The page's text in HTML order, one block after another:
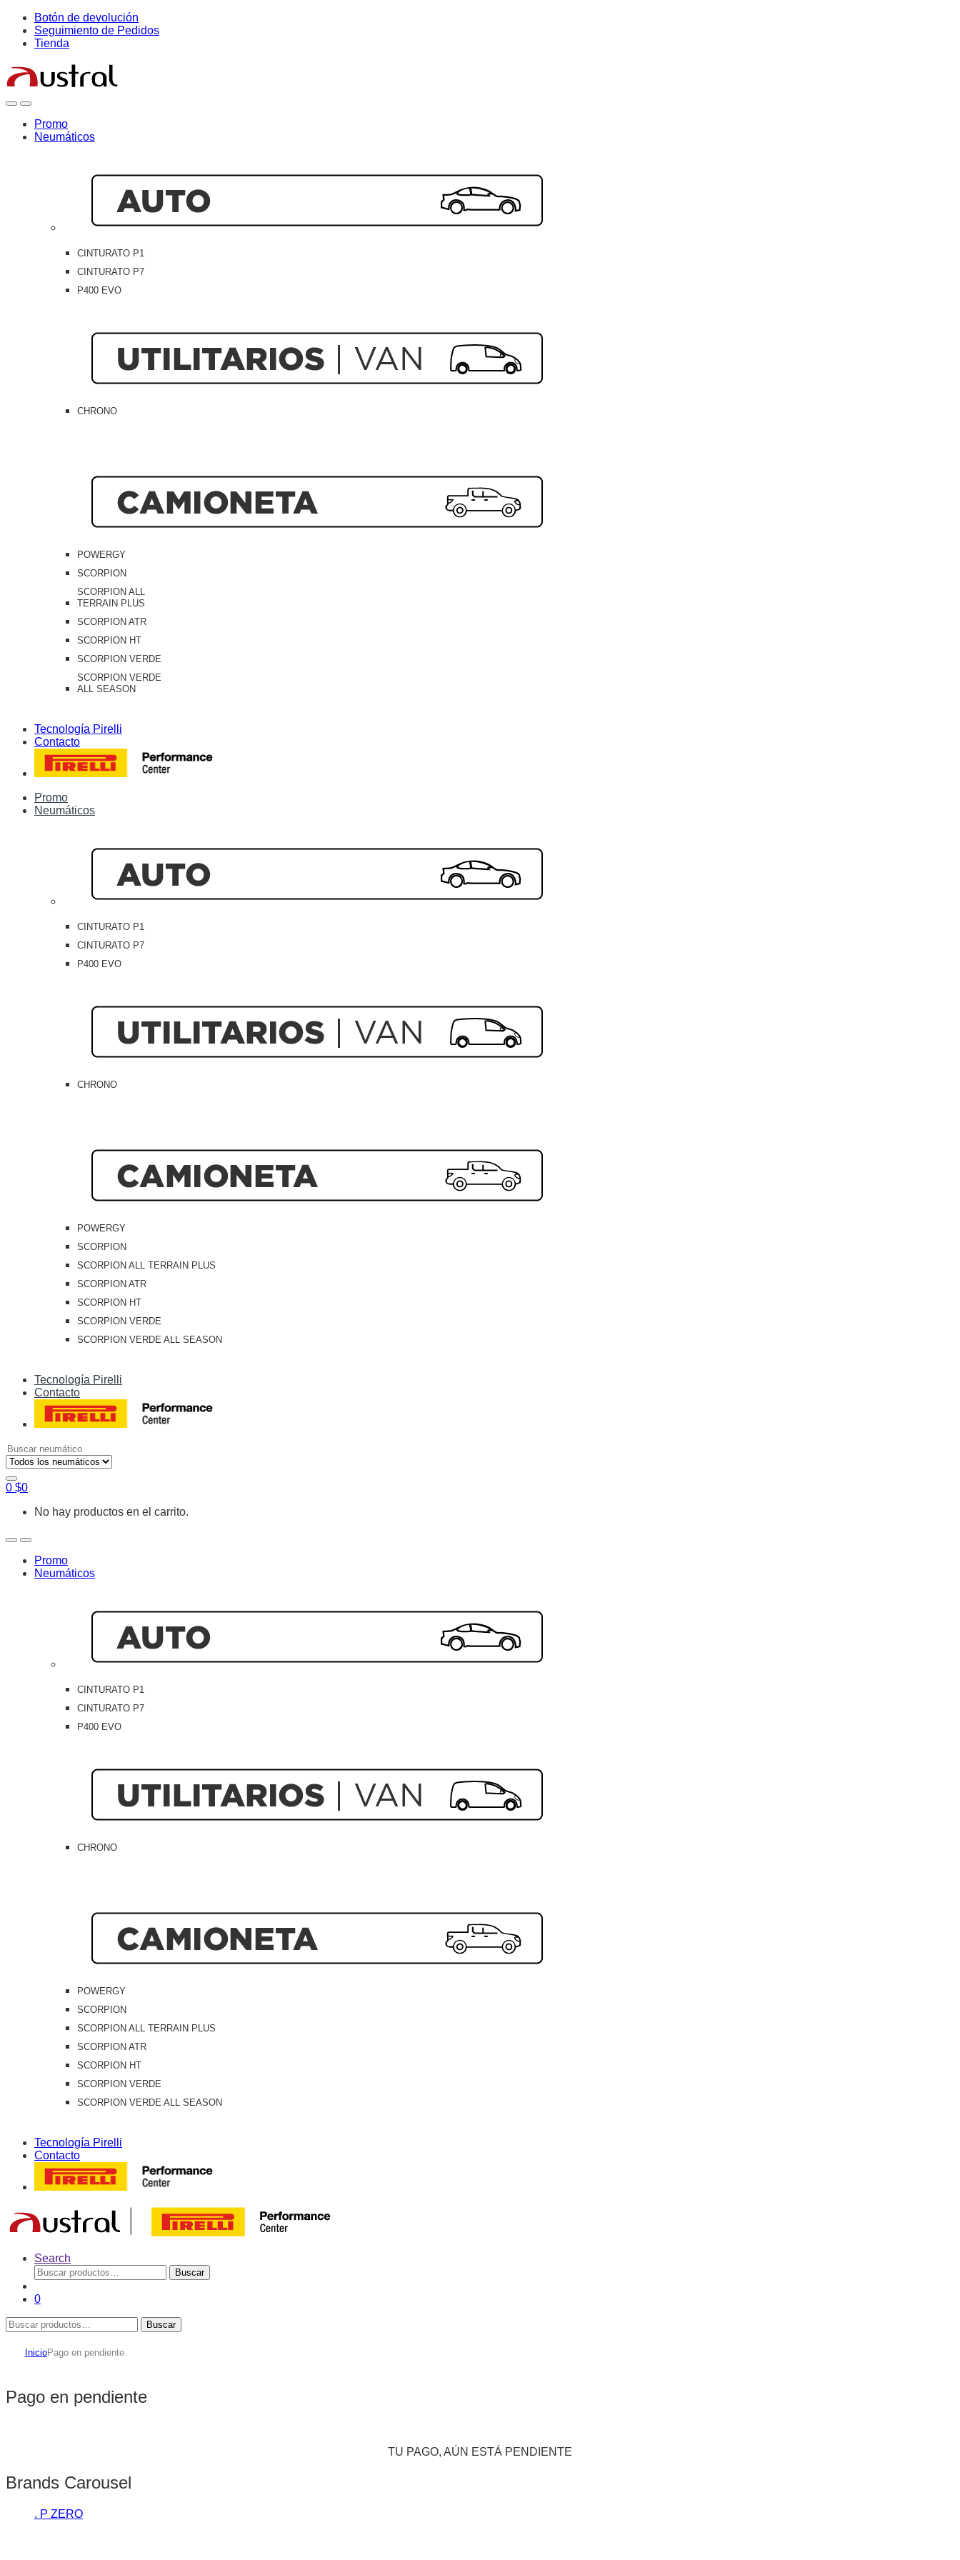
Skip
navigation
Skip
content
Botón de devolución
Seguimiento de Pedidos
Tienda
OpenClose
Promo
Neumáticos
CINTURATO P1
CINTURATO P7
P400 EVO
CHRONO
POWERGY
SCORPION
SCORPION ALL
TERRAIN PLUS
SCORPION ATR
SCORPION HT
SCORPION VERDE
SCORPION VERDE
ALL SEASON
Tecnología Pirelli
Contacto
Promo
Neumáticos
CINTURATO P1
CINTURATO P7
P400 EVO
CHRONO
POWERGY
SCORPION
SCORPION ALL TERRAIN PLUS
SCORPION ATR
SCORPION HT
SCORPION VERDE
SCORPION VERDE ALL SEASON
Tecnología Pirelli
Contacto
Search
for:
0 $0
No hay productos en el carrito.
OpenClose
Promo
Neumáticos
CINTURATO P1
CINTURATO P7
P400 EVO
CHRONO
POWERGY
SCORPION
SCORPION ALL TERRAIN PLUS
SCORPION ATR
SCORPION HT
SCORPION VERDE
SCORPION VERDE ALL SEASON
Tecnología Pirelli
Contacto
Search
Buscar
por:
Buscar
0
Buscar
por:
Buscar
InicioPago en pendiente
Pago en pendiente
TU PAGO, AÚN ESTÁ PENDIENTE
Brands Carousel
. P ZERO